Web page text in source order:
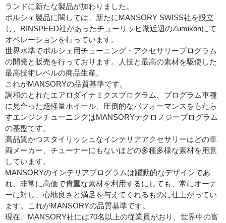
ランドに新たな製品が加わりました。
ポルシェ製品に関しては、新たにMANSORY SWISS社を設立
し、RINSPEED社があったチューリッヒ湖近辺のZumikonにて
オペレーションを行っています。
世界水準でポルシェ用チューニング・アクセサリープログラム
の開発と販売を行っております。人技と最高の素材を駆使した
最高技術レベルの商品生産。
これがMANSORYの品質基準です。
調和のとれたエアロダイナミクスプログラム、プログラム車種
に見合った超軽量ホイール、圧倒的なパフォーマンスをもたら
すエンジンチューニングはMANSORYテクロノジープログラム
の基盤です。
高品質かつスタイリッシュなインテリアアクセサリーはどの車
両メーカー、チューナーにもないほどの多種多様な素材を用意
しています。
MANSORYのインテリアプログラムは躍動的なデザインであ
れ、非常に高価で貴重な素材を利用するにしても、常にオーナ
ーに対し、心地良さと満足を与えてくれるものに仕上がってい
ます。これがMANSORYの品質基準です。
現在、MANSORY社には70名以上の従業員がおり、世界中の富